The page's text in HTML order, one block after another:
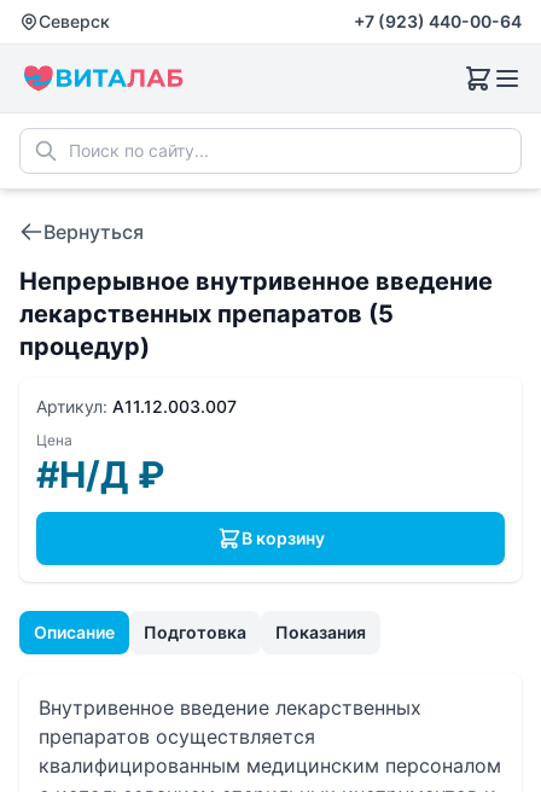
Северск +7 (923) 440-00-64
Вернуться
Непрерывное внутривенное введение
лекарственных препаратов (5
процедур)
Описание Подготовка Показания
Внутривенное введение лекарственных
препаратов осуществляется
квалифицированным медицинским персоналом
Артикул: A11.12.003.007
Цена
#Н/Д ₽
В корзину